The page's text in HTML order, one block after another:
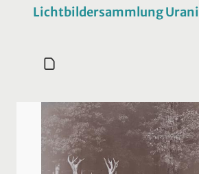
Lichtbildersammlung